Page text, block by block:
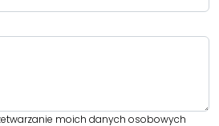
moich danych osobowych